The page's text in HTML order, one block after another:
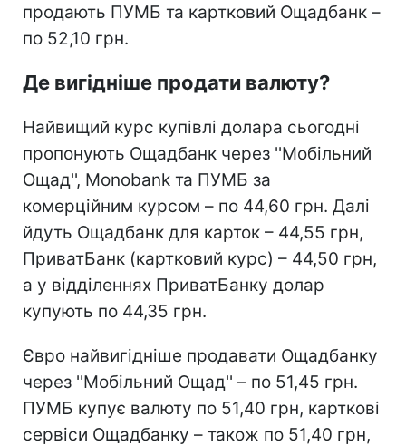
продають ПУМБ та картковий Ощадбанк –
по 52,10 грн.
Де вигідніше продати валюту?
Найвищий курс купівлі долара сьогодні
пропонують Ощадбанк через ''Мобільний
Ощад'', Monobank та ПУМБ за
комерційним курсом – по 44,60 грн. Далі
йдуть Ощадбанк для карток – 44,55 грн,
ПриватБанк (картковий курс) – 44,50 грн,
а у відділеннях ПриватБанку долар
купують по 44,35 грн.
Євро найвигідніше продавати Ощадбанку
через ''Мобільний Ощад'' – по 51,45 грн.
ПУМБ купує валюту по 51,40 грн, карткові
сервіси Ощадбанку – також по 51,40 грн,